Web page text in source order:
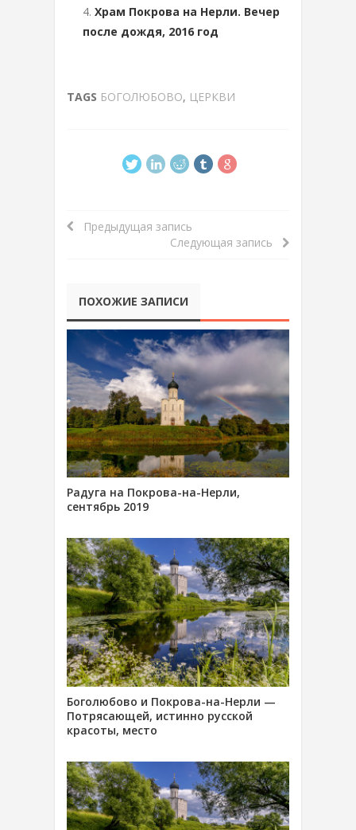
Храм Покрова на Нерли. Вечер
после дождя, 2016 год
TAGS БОГОЛЮБОВО, ЦЕРКВИ
Предыдущая запись
Следующая запись
ПОХОЖИЕ ЗАПИСИ
Радуга на Покрова-на-Нерли,
сентябрь 2019
Боголюбово и Покрова-на-Нерли —
Потрясающей, истинно русской
красоты, место